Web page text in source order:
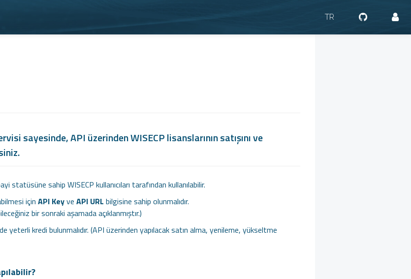
TR
sayesinde, API üzerinden WISECP lisanslarının satışını ve
statüsüne sahip WISECP kullanıcıları tarafından kullanılabilir.
için API Keyve API URL bilgisine sahip olunmalıdır.
bir sonraki aşamada açıklanmıştır.)
yeterli kredi bulunmalıdır. (API üzerinden yapılacak satın alma, yenileme, yükseltme